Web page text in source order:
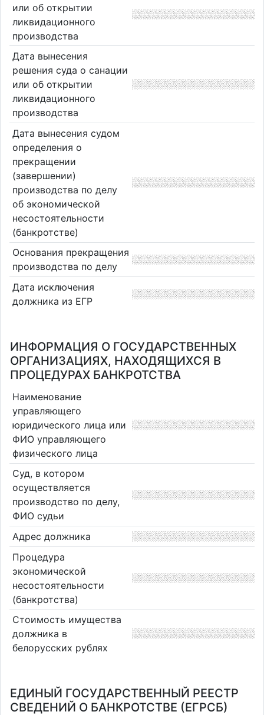
или об открытии
ликвидационного
производства
Дата вынесения
решения суда о санации
или об открытии
ликвидационного
производства
Дата вынесения судом
определения о
прекращении
(завершении)
производства по делу
об экономической
несостоятельности
(банкротстве)
Основания прекращения
производства по делу
Дата исключения
должника из ЕГР
ИНФОРМАЦИЯ О ГОСУДАРСТВЕННЫХ
ОРГАНИЗАЦИЯХ, НАХОДЯЩИХСЯ В
ПРОЦЕДУРАХ БАНКРОТСТВА
Наименование
управляющего
юридического лица или
ФИО управляющего
физического лица
Суд, в котором
осуществляется
производство по делу,
ФИО судьи
Адрес должника
Процедура
экономической
несостоятельности
(банкротства)
Стоимость имущества
должника в
белорусских рублях
ЕДИНЫЙ ГОСУДАРСТВЕННЫЙ РЕЕСТР
СВЕДЕНИЙ О БАНКРОТСТВЕ (ЕГРСБ)